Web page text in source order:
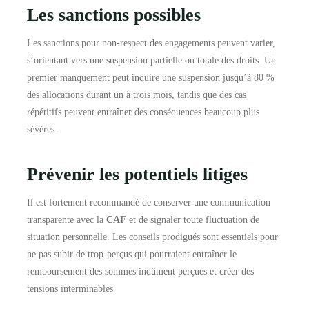
Les sanctions possibles
Les sanctions pour non-respect des engagements peuvent varier,
s’orientant vers une suspension partielle ou totale des droits. Un
premier manquement peut induire une suspension jusqu’à 80 %
des allocations durant un à trois mois, tandis que des cas
répétitifs peuvent entraîner des conséquences beaucoup plus
sévères.
Prévenir les potentiels litiges
Il est fortement recommandé de conserver une communication
transparente avec la CAF et de signaler toute fluctuation de
situation personnelle. Les conseils prodigués sont essentiels pour
ne pas subir de trop-perçus qui pourraient entraîner le
remboursement des sommes indûment perçues et créer des
tensions interminables.